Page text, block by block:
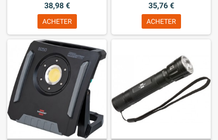
38,98 €
ACHETER
35,76 €
ACHETER